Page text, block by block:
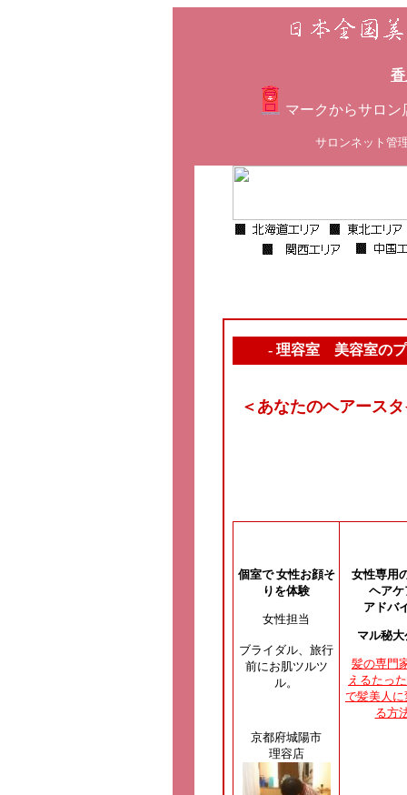
マークからサロ
サロンネット管
- 理容室 美容室のプ
＜あなたのヘアース
個室で 女性お顔そ
りを体験
女性担当
ブライダル、旅行
前にお肌ツルツ
ル。
京都府城陽市
理容店
女性専用
ヘアケ
アドバ
マル秘大
髪の専門
えるたっ
で髪美人に
る方